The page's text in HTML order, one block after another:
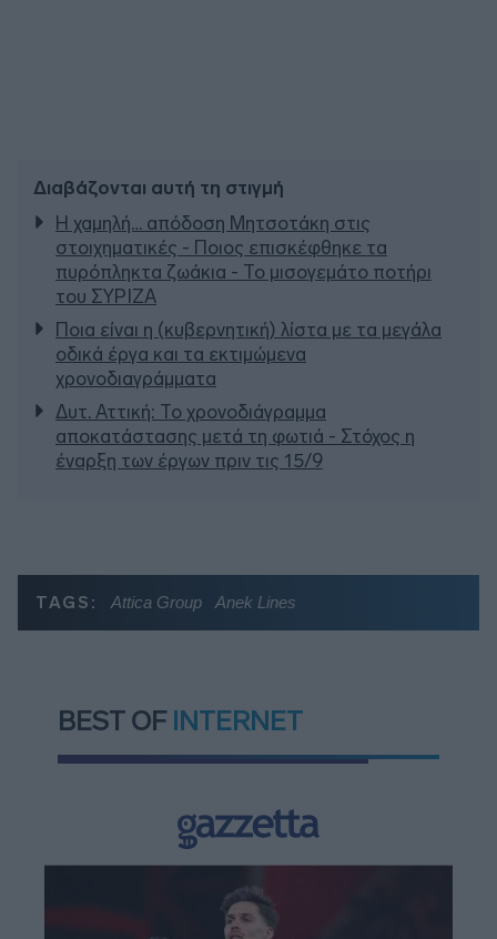
Διαβάζονται αυτή τη στιγμή
Η χαμηλή… απόδοση Μητσοτάκη στις
στοιχηματικές - Ποιος επισκέφθηκε τα
πυρόπληκτα ζωάκια - Το μισογεμάτο ποτήρι
του ΣΥΡΙΖΑ
Ποια είναι η (κυβερνητική) λίστα με τα μεγάλα
οδικά έργα και τα εκτιμώμενα
χρονοδιαγράμματα
Δυτ. Αττική: Το χρονοδιάγραμμα
αποκατάστασης μετά τη φωτιά - Στόχος η
έναρξη των έργων πριν τις 15/9
TAGS: Attica Group Anek Lines
BEST OF INTERNET